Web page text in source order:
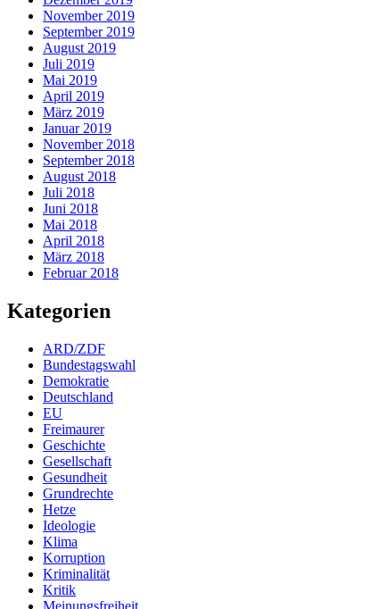
November 2019
September 2019
August 2019
Juli 2019
Mai 2019
April 2019
März 2019
Januar 2019
November 2018
September 2018
August 2018
Juli 2018
Juni 2018
Mai 2018
April 2018
März 2018
Februar 2018
Kategorien
ARD/ZDF
Bundestagswahl
Demokratie
Deutschland
EU
Freimaurer
Geschichte
Gesellschaft
Gesundheit
Grundrechte
Hetze
Ideologie
Klima
Korruption
Kriminalität
Kritik